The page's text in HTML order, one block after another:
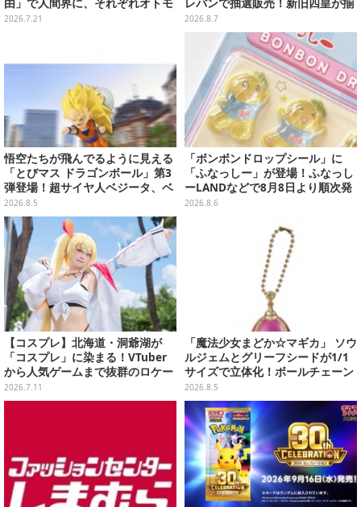
由」で人間界に、それぞれオトモ
付き
2026.7.21
レバンで抽選販売！新旧四皇が揃
い踏み、刃牙作者が描く「カイド
2026.8.7
悟空たちが飛んでるように見える
「とびマス ドラゴンボール」第3
弾登場！超サイヤ人ベジータ、ベ
ジットなど全6種
2026.8.5
「ボンボンドロップシール」に
「ふなっしー」が登場！ふなっし
ーLANDなどで8月8日より順次発
売
2026.8.6
【コスプレ】北海道・洞爺湖が
「コスプレ」に染まる！VTuber
から人気ゲームまで抜群のロケー
ションも必見な美女レイヤー10選
【写真45枚】
2026.7.11
「魔法少女まどか☆マギカ」 ソウ
ルジェムとグリーフシードが1/1
サイズで立体化！ボールチェーン
を外せばフィギュアとして飾れる
ガシャポン全6種
2026.8.5